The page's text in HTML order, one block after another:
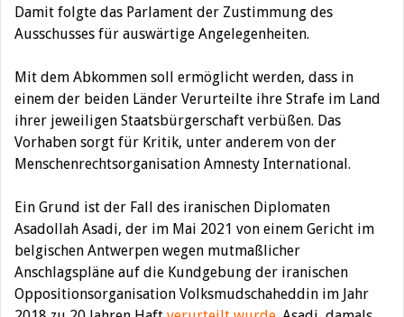
Damit folgte das Parlament der Zustimmung des
Ausschusses für auswärtige Angelegenheiten.
Mit dem Abkommen soll ermöglicht werden, dass in
einem der beiden Länder Verurteilte ihre Strafe im Land
ihrer jeweiligen Staatsbürgerschaft verbüßen. Das
Vorhaben sorgt für Kritik, unter anderem von der
Menschenrechtsorganisation Amnesty International.
Ein Grund ist der Fall des iranischen Diplomaten
Asadollah Asadi, der im Mai 2021 von einem Gericht im
belgischen Antwerpen wegen mutmaßlicher
Anschlagspläne auf die Kundgebung der iranischen
Oppositionsorganisation Volksmudschaheddin im Jahr